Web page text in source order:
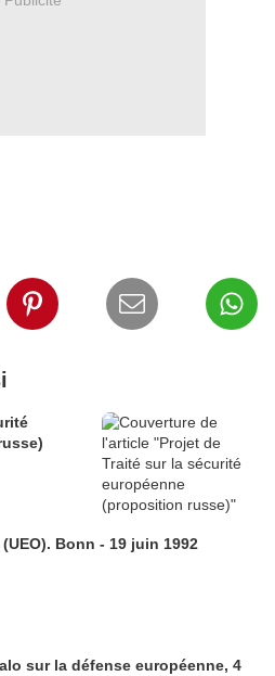
Bonn - 19 juin 1992
sur la défense européenne, 4